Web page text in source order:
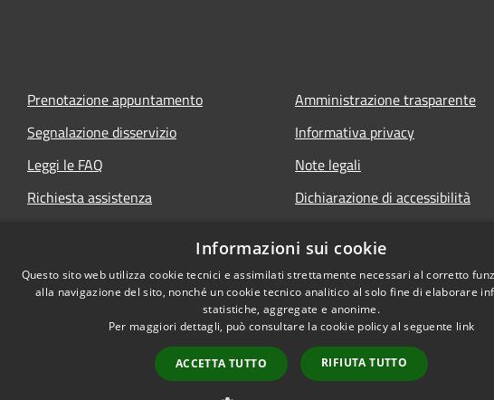
Prenotazione appuntamento
Segnalazione disservizio
Leggi le FAQ
Richiesta assistenza
Amministrazione trasparente
Informativa privacy
Note legali
Dichiarazione di accessibilità
Informazioni sui cookie
Questo sito web utilizza cookie tecnici e assimilati strettamente necessari al corretto
alla navigazione del sito, nonché un cookie tecnico analitico al solo fine di elaborare
statistiche, aggregate e anonime.
Per maggiori dettagli, può consultare la cookie policy al seguente link
ACCETTA TUTTO RIFIUTA TUTTO